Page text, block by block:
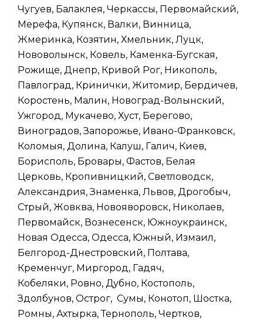
Чугуев, Балаклея, Черкассы, Первомайский,
Мерефа, Купянск, Валки, Винница,
Жмеринка, Козятин, Хмельник, Луцк,
Нововолынск, Ковель, Каменка-Бугская,
Рожище, Днепр, Кривой Рог, Никополь,
Павлоград, Кринички, Житомир, Бердичев,
Коростень, Малин, Новоград-Волынский,
Ужгород, Мукачево, Хуст, Берегово,
Виноградов, Запорожье, Ивано-Франковск,
Коломыя, Долина, Калуш, Галич, Киев,
Борисполь, Бровары, Фастов, Белая
Церковь, Кропивницкий, Светловодск,
Александрия, Знаменка, Львов, Дрогобыч,
Стрый, Жовква, Новояворовск, Николаев,
Первомайск, Вознесенск, Южноукраинск,
Новая Одесса, Одесса, Южный, Измаил,
Белгород-Днестровский, Полтава,
Кременчуг, Миргород, Гадяч,
Кобеляки, Ровно, Дубно, Костополь,
Здолбунов, Острог, Сумы, Конотоп, Шостка,
Ромны, Ахтырка, Тернополь, Чертков,